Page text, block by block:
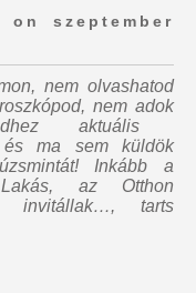
szeptember
nem olvashatod
nem adok
aktuális
és ma sem küldök
! Inkább a
az Otthon
invitállak…, tarts